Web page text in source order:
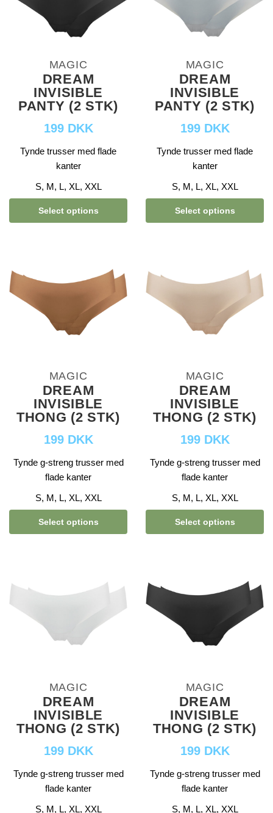
MAGIC
DREAM
INVISIBLE
PANTY (2 STK)
199 DKK
Tynde trusser med flade
kanter
S, M, L, XL, XXL
Select options
MAGIC
DREAM
INVISIBLE
PANTY (2 STK)
199 DKK
Tynde trusser med flade
kanter
S, M, L, XL, XXL
Select options
MAGIC
DREAM
INVISIBLE
THONG (2 STK)
199 DKK
Tynde g-streng trusser med
flade kanter
S, M, L, XL, XXL
Select options
MAGIC
DREAM
INVISIBLE
THONG (2 STK)
199 DKK
Tynde g-streng trusser med
flade kanter
S, M, L, XL, XXL
Select options
MAGIC
DREAM
INVISIBLE
THONG (2 STK)
199 DKK
Tynde g-streng trusser med
flade kanter
S, M, L, XL, XXL
MAGIC
DREAM
INVISIBLE
THONG (2 STK)
199 DKK
Tynde g-streng trusser med
flade kanter
S, M, L, XL, XXL